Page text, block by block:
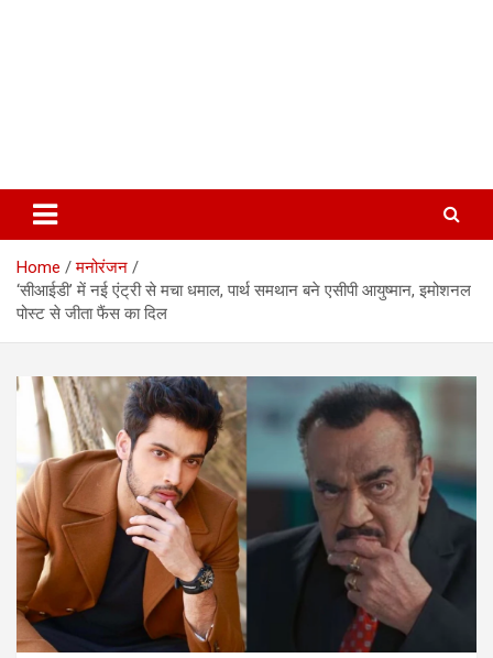
Home
मनोरंजन
‘सीआईडी’ में नई एंट्री से मचा धमाल, पार्थ समथान बने एसीपी आयुष्मान, इमोशनल
पोस्ट से जीता फैंस का दिल